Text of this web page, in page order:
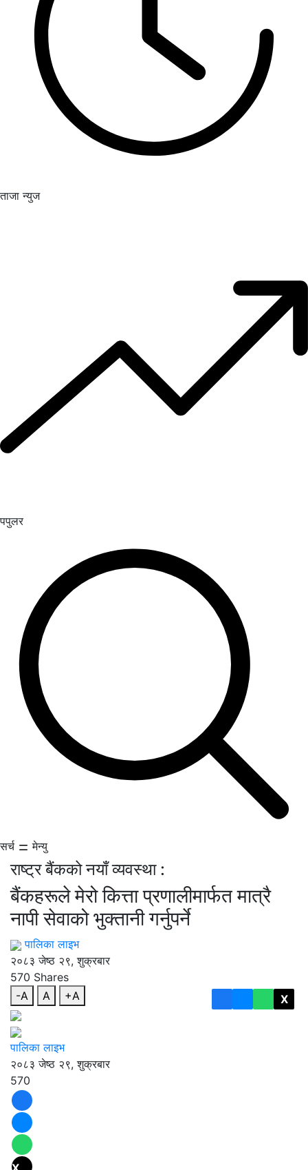
ताजा न्युज
पपुलर
सर्च मेन्यु
राष्ट्र बैंकको नयाँ व्यवस्था :
बैंकहरूले मेरो कित्ता प्रणालीमार्फत मात्रै
नापी सेवाको भुक्तानी गर्नुपर्ने
पालिका लाइभ
२०८३ जेष्ठ २९, शुक्रबार
570 Shares
X
-A A +A
पालिका लाइभ
२०८३ जेष्ठ २९, शुक्रबार
570